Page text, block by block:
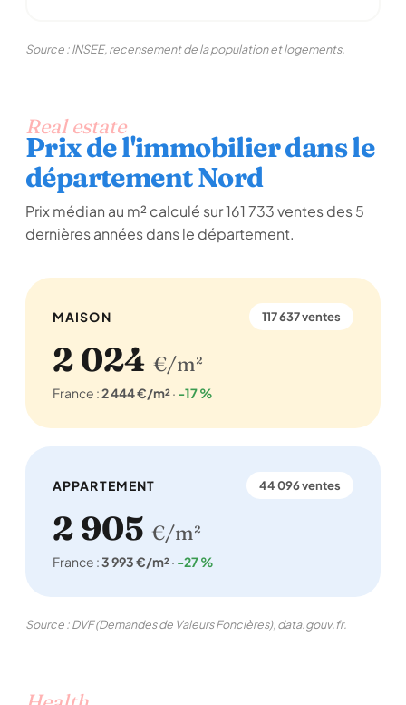
Source : INSEE, recensement de la population et logements.
Real estate
Prix de l'immobilier dans le
département Nord
Prix médian au m² calculé sur 161 733 ventes des 5
dernières années dans le département.
MAISON 117 637 ventes
2 024 €/m²
France :2 444 €/m²· -17 %
APPARTEMENT 44 096 ventes
2 905 €/m²
France :3 993 €/m²· -27 %
Source : DVF (Demandes de Valeurs Foncières), data.gouv.fr.